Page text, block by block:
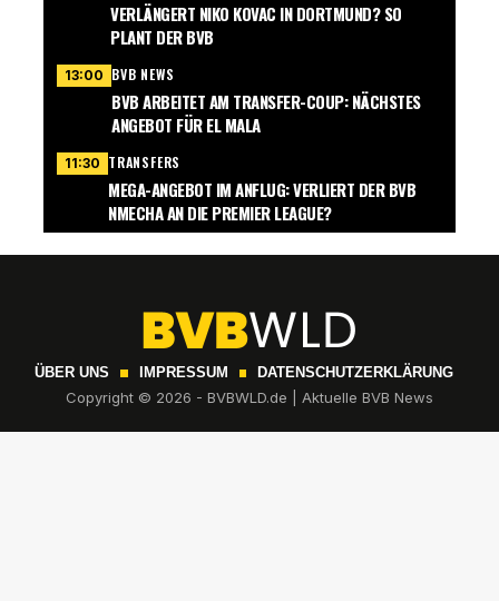
VERLÄNGERT NIKO KOVAC IN DORTMUND? SO
PLANT DER BVB
13:00 BVB NEWS
BVB ARBEITET AM TRANSFER-COUP: NÄCHSTES
ANGEBOT FÜR EL MALA
11:30 TRANSFERS
MEGA-ANGEBOT IM ANFLUG: VERLIERT DER BVB
NMECHA AN DIE PREMIER LEAGUE?
ÜBER UNS IMPRESSUM DATENSCHUTZERKLÄRUNG
Copyright © 2026 - BVBWLD.de | Aktuelle BVB News